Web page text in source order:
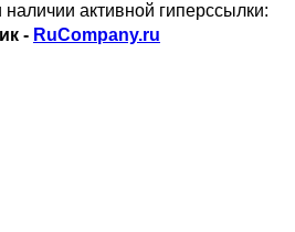
активной гиперссылки:
- RuCompany.ru